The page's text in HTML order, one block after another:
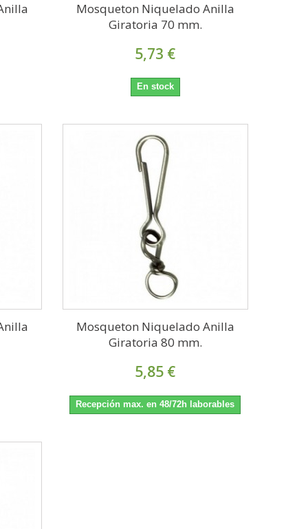
Mosqueton Niquelado Anilla
Giratoria 70 mm.
5,73 €
En stock
Mosqueton Niquelado Anilla
Giratoria 80 mm.
5,85 €
Recepción max. en 48/72h laborables